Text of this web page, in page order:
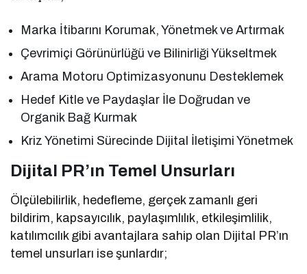
Marka İtibarını Korumak, Yönetmek ve Artırmak
Çevrimiçi Görünürlüğü ve Bilinirliği Yükseltmek
Arama Motoru Optimizasyonunu Desteklemek
Hedef Kitle ve Paydaşlar İle Doğrudan ve
Organik Bağ Kurmak
Kriz Yönetimi Sürecinde Dijital İletişimi Yönetmek
Dijital PR’ın Temel Unsurları
Ölçülebilirlik, hedefleme, gerçek zamanlı geri
bildirim, kapsayıcılık, paylaşımlılık, etkileşimlilik,
katılımcılık gibi avantajlara sahip olan Dijital PR’ın
temel unsurları ise şunlardır;